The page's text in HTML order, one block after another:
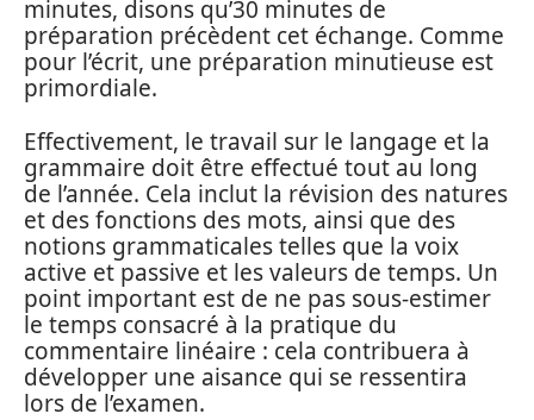
minutes, disons qu’30 minutes de
préparation précèdent cet échange. Comme
pour l’écrit, une préparation minutieuse est
primordiale.
Effectivement, le travail sur le langage et la
grammaire doit être effectué tout au long
de l’année. Cela inclut la révision des natures
et des fonctions des mots, ainsi que des
notions grammaticales telles que la voix
active et passive et les valeurs de temps. Un
point important est de ne pas sous-estimer
le temps consacré à la pratique du
commentaire linéaire : cela contribuera à
développer une aisance qui se ressentira
lors de l’examen.